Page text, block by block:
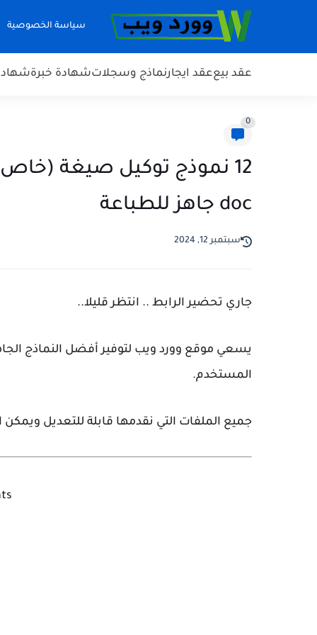
سياسة الخصوصية
عقد بيععقد ايجارنماذج وسجلاتشهادة خبرة
0
doc جاهز للطباعة
سبتمبر 12, 2024
جاري تحضير الرابط .. انتظر قليلا..
يسعي موقع وورد ويب لتوفير أفضل النماذج
المستخدم.
جميع الملفات التي نقدمها قابلة للتعديل